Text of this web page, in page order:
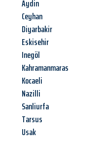
Aydin
Ceyhan
Diyarbakir
Eskisehir
Inegöl
Kahramanmaras
Kocaeli
Nazilli
Sanliurfa
Tarsus
Usak